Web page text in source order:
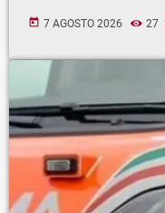
today 7 AGOSTO 2026 27